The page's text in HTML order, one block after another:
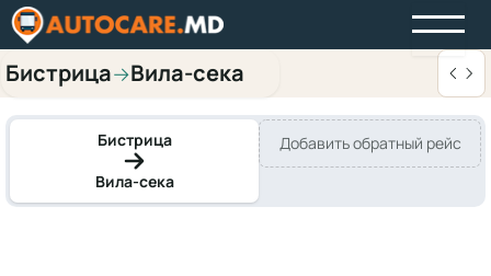
Бистрица→Вила-сека
Бистрица
Вила-сека
Добавить обратный рейс